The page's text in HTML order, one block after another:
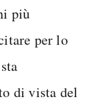
più
per lo
di vista del